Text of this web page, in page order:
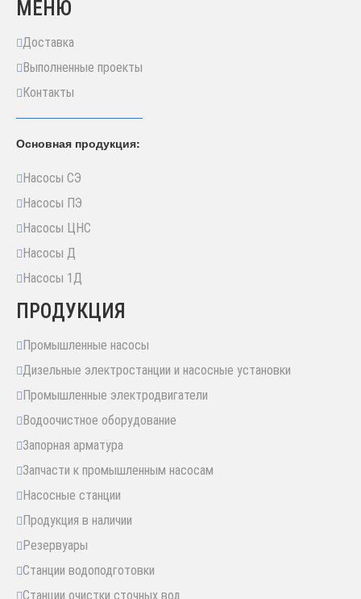
МЕНЮ
Доставка
Выполненные проекты
Контакты
Основная продукция:
Насосы СЭ
Насосы ПЭ
Насосы ЦНС
Насосы Д
Насосы 1Д
ПРОДУКЦИЯ
Промышленные насосы
Дизельные электростанции и насосные установки
Промышленные электродвигатели
Водоочистное оборудование
Запорная арматура
Запчасти к промышленным насосам
Насосные станции
Продукция в наличии
Резервуары
Станции водоподготовки
Станции очистки сточных вод